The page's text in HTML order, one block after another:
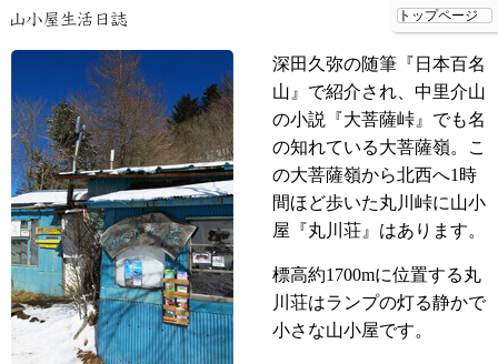
深田久弥の随筆『日本百名
山』で紹介され、中里介山
の小説『大菩薩峠』でも名
の知れている大菩薩嶺。こ
の大菩薩嶺から北西へ1時
間ほど歩いた丸川峠に山小
屋『丸川荘』はあります。
標高約1700mに位置する丸
川荘はランプの灯る静かで
小さな山小屋です。